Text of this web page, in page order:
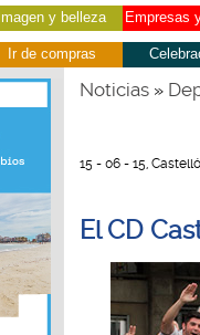
Imagen y belleza Empresas
Ir de compras
Noticias»
15 - 06 - 15,
El CD